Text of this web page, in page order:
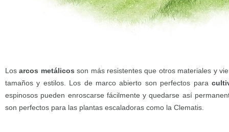
Losarcos metálicos son más resistentes que otros materiales y
tamaños y estilos. Los de marco abierto son perfectos para
espinosos pueden enroscarse fácilmente y quedarse así
son perfectos para las plantas escaladoras como la Clematis.